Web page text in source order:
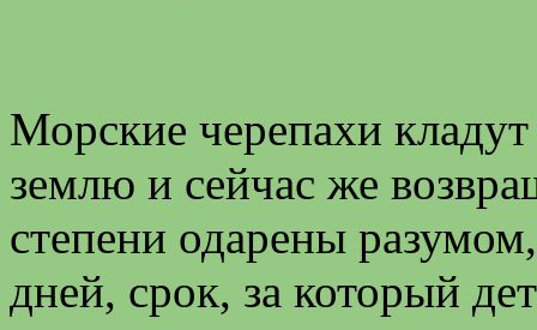
Морские черепахи
землю и сейчас же
степени одарены
дней, срок, за который